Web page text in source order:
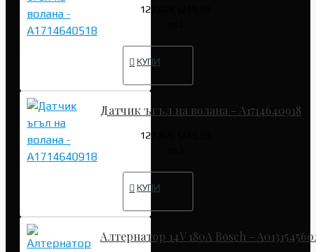
127.82€ (249.99
КУПИ
Датчик ъгъл на волана - A1714640918
127.82€ (249.99
КУПИ
Алтернатор 14V 180A Bosch -